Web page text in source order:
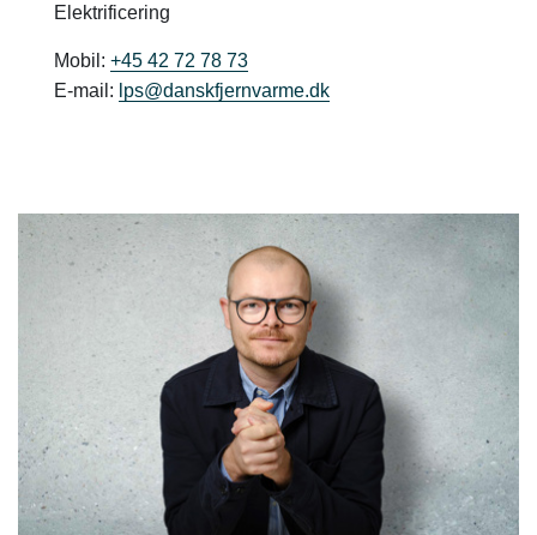
Elektrificering
Mobil: +45 42 72 78 73
E-mail: lps@danskfjernvarme.dk